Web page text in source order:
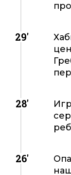
29'
28'
26'